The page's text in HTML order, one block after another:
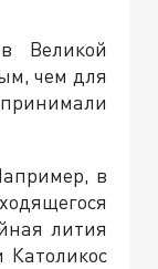
Великой
чем для
в
лития